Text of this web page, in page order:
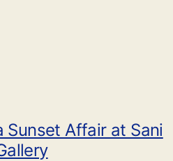
Sunset Affair at Sani